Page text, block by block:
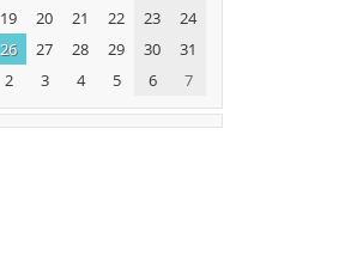
19 20 21 22 23
24
26 27 28 29 30
31
2 3 4 5 6 7